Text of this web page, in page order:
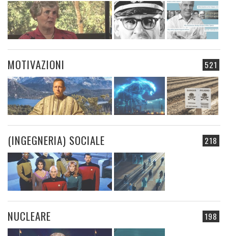
521
MOTIVAZIONI
218
(INGEGNERIA) SOCIALE
198
NUCLEARE